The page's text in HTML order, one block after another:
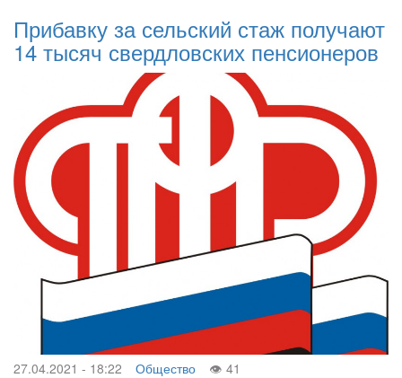
Прибавку за сельский стаж получают
14 тысяч свердловских пенсионеров
27.04.2021 - 18:22 Общество 41